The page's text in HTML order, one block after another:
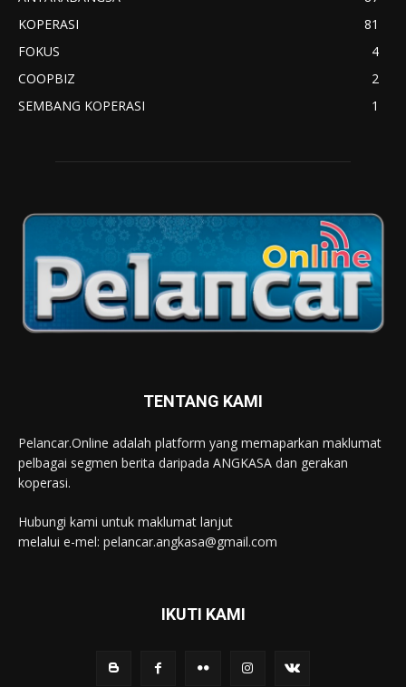
KOPERASI
81
FOKUS
4
COOPBIZ
2
SEMBANG KOPERASI
1
TENTANG KAMI
Pelancar.Online adalah platform yang memaparkan maklumat
pelbagai segmen berita daripada ANGKASA dan gerakan
koperasi.
Hubungi kami untuk maklumat lanjut
melalui e-mel: pelancar.angkasa@gmail.com
IKUTI KAMI